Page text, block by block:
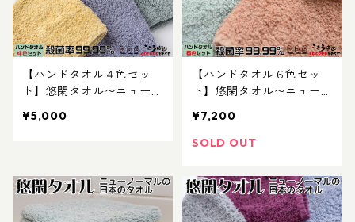
【ハンドタオル４色セッ
ト】悠閑タオル〜ニューノ
渋染めで日本の彩り、抗菌
¥5,000
【ハンドタオル６色セッ
ト】悠閑タオル〜ニューノ
渋染めで日本の彩り、抗菌
活性値５のナノテク特殊抗
¥7,200
SOLD OUT